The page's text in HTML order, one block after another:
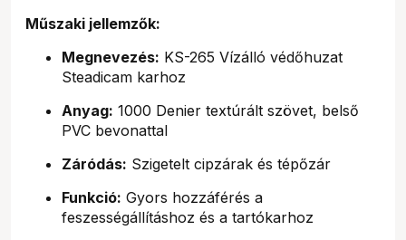
Műszaki jellemzők:
Megnevezés: KS-265 Vízálló védőhuzat
Steadicam karhoz
Anyag: 1000 Denier textúrált szövet, belső
PVC bevonattal
Záródás: Szigetelt cipzárak és tépőzár
Funkció: Gyors hozzáférés a
feszességállításhoz és a tartókarhoz